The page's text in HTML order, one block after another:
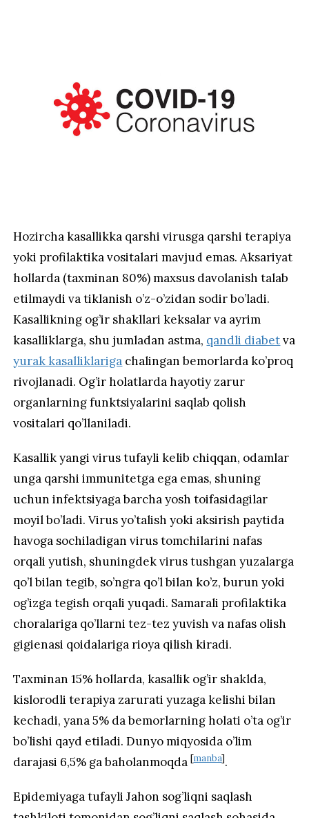
Hozircha kasallikka qarshi virusga qarshi terapiya
yoki profilaktika vositalari mavjud emas. Aksariyat
hollarda (taxminan 80%) maxsus davolanish talab
etilmaydi va tiklanish o’z-o’zidan sodir bo’ladi.
Kasallikning og’ir shakllari keksalar va ayrim
kasalliklarga, shu jumladan astma, qandli diabetva
yurak kasalliklariga chalingan bemorlarda ko’proq
rivojlanadi. Og’ir holatlarda hayotiy zarur
organlarning funktsiyalarini saqlab qolish
vositalari qo’llaniladi.
Kasallik yangi virus tufayli kelib chiqqan, odamlar
unga qarshi immunitetga ega emas, shuning
uchun infektsiyaga barcha yosh toifasidagilar
moyil bo’ladi. Virus yo’talish yoki aksirish paytida
havoga sochiladigan virus tomchilarini nafas
orqali yutish, shuningdek virus tushgan yuzalarga
qo’l bilan tegib, so’ngra qo’l bilan ko’z, burun yoki
og’izga tegish orqali yuqadi. Samarali profilaktika
choralariga qo’llarni tez-tez yuvish va nafas olish
gigienasi qoidalariga rioya qilish kiradi.
Taxminan 15% hollarda, kasallik og’ir shaklda,
kislorodli terapiya zarurati yuzaga kelishi bilan
kechadi, yana 5% da bemorlarning holati o’ta og’ir
bo’lishi qayd etiladi. Dunyo miqyosida o’lim
darajasi 6,5% ga baholanmoqda[manba].
Epidemiyaga tufayli Jahon sog’liqni saqlash